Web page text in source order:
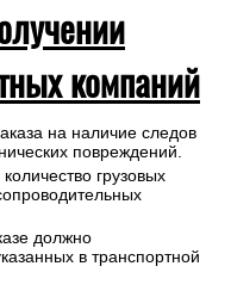
компаний
на наличие следов
повреждений.
грузовых
должно
в транспортной